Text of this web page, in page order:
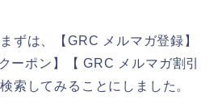
ずは、【GRC メルマガ登録】
ーポン】【 GRC メルマガ割引
索してみることにしました。